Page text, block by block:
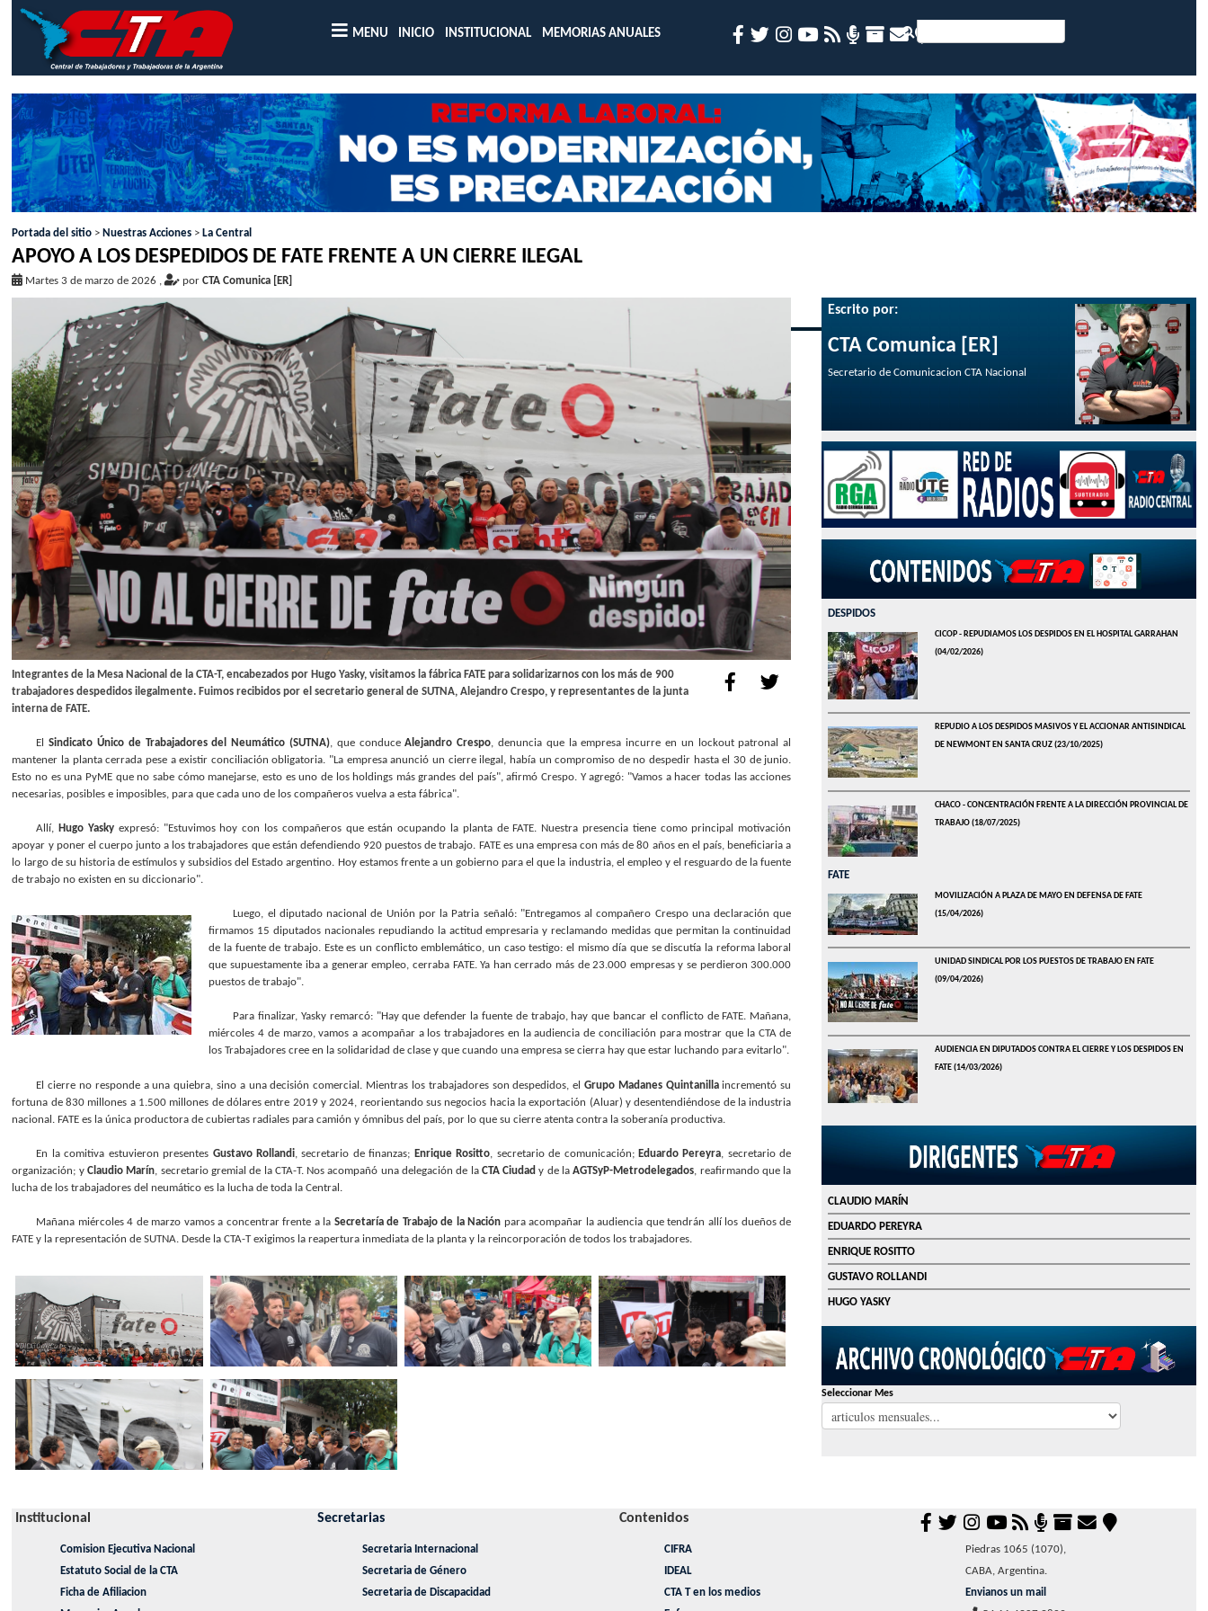
MENU INICIO INSTITUCIONAL MEMORIAS ANUALES
Portada del sitio > Nuestras Acciones > La Central
APOYO A LOS DESPEDIDOS DE FATE FRENTE A UN CIERRE ILEGAL
Martes 3 de marzo de 2026 , porCTA Comunica [ER]
Integrantes de la Mesa Nacional de la CTA-T, encabezados por Hugo Yasky, visitamos la fábrica FATE para solidarizarnos con los más de 900
trabajadores despedidos ilegalmente. Fuimos recibidos por el secretario general de SUTNA, Alejandro Crespo, y representantes de la junta
interna de FATE.
ElSindicato Único de Trabajadores del Neumático (SUTNA), que conduceAlejandro Crespo, denuncia que la empresa incurre en un lockout patronal al
mantener la planta cerrada pese a existir conciliación obligatoria. "La empresa anunció un cierre ilegal, había un compromiso de no despedir hasta el 30 de junio.
Esto no es una PyME que no sabe cómo manejarse, esto es uno de los holdings más grandes del país", afirmó Crespo. Y agregó: "Vamos a hacer todas las acciones
necesarias, posibles e imposibles, para que cada uno de los compañeros vuelva a esta fábrica".
Allí, Hugo Yaskyexpresó: "Estuvimos hoy con los compañeros que están ocupando la planta de FATE. Nuestra presencia tiene como principal motivación
apoyar y poner el cuerpo junto a los trabajadores que están defendiendo 920 puestos de trabajo. FATE es una empresa con más de 80 años en el país, beneficiaria a
lo largo de su historia de estímulos y subsidios del Estado argentino. Hoy estamos frente a un gobierno para el que la industria, el empleo y el resguardo de la fuente
de trabajo no existen en su diccionario".
Luego, el diputado nacional de Unión por la Patria señaló: "Entregamos al compañero Crespo una declaración que
firmamos 15 diputados nacionales repudiando la actitud empresaria y reclamando medidas que permitan la continuidad
de la fuente de trabajo. Este es un conflicto emblemático, un caso testigo: el mismo día que se discutía la reforma laboral
que supuestamente iba a generar empleo, cerraba FATE. Ya han cerrado más de 23.000 empresas y se perdieron 300.000
puestos de trabajo".
Para finalizar, Yasky remarcó: "Hay que defender la fuente de trabajo, hay que bancar el conflicto de FATE. Mañana,
miércoles 4 de marzo, vamos a acompañar a los trabajadores en la audiencia de conciliación para mostrar que la CTA de
los Trabajadores cree en la solidaridad de clase y que cuando una empresa se cierra hay que estar luchando para evitarlo".
El cierre no responde a una quiebra, sino a una decisión comercial. Mientras los trabajadores son despedidos, el Grupo Madanes Quintanillaincrementó su
fortuna de 830 millones a 1.500 millones de dólares entre 2019 y 2024, reorientando sus negocios hacia la exportación (Aluar) y desentendiéndose de la industria
nacional. FATE es la única productora de cubiertas radiales para camión y ómnibus del país, por lo que su cierre atenta contra la soberanía productiva.
En la comitiva estuvieron presentes Gustavo Rollandi, secretario de finanzas; Enrique Rositto, secretario de comunicación; Eduardo Pereyra, secretario de
organización; yClaudio Marín, secretario gremial de la CTA-T. Nos acompañó una delegación de la CTA Ciudad y de laAGTSyP-Metrodelegados, reafirmando que la
lucha de los trabajadores del neumático es la lucha de toda la Central.
Mañana miércoles 4 de marzo vamos a concentrar frente a la Secretaría de Trabajo de la Nación para acompañar la audiencia que tendrán allí los dueños de
FATE y la representación de SUTNA. Desde la CTA-T exigimos la reapertura inmediata de la planta y la reincorporación de todos los trabajadores.
Escrito por:
CTA Comunica [ER]
Secretario de Comunicacion CTA Nacional
DESPIDOS
CICOP - REPUDIAMOS LOS DESPIDOS EN EL HOSPITAL GARRAHAN
(04/02/2026)
REPUDIO A LOS DESPIDOS MASIVOS Y EL ACCIONAR ANTISINDICAL
DE NEWMONT EN SANTA CRUZ(23/10/2025)
CHACO - CONCENTRACIÓN FRENTE A LA DIRECCIÓN PROVINCIAL DE
TRABAJO(18/07/2025)
FATE
MOVILIZACIÓN A PLAZA DE MAYO EN DEFENSA DE FATE
(15/04/2026)
UNIDAD SINDICAL POR LOS PUESTOS DE TRABAJO EN FATE
(09/04/2026)
AUDIENCIA EN DIPUTADOS CONTRA EL CIERRE Y LOS DESPIDOS EN
FATE (14/03/2026)
CLAUDIO MARÍN
EDUARDO PEREYRA
ENRIQUE ROSITTO
GUSTAVO ROLLANDI
HUGO YASKY
Seleccionar Mes
Institucional
Comision Ejecutiva Nacional
Estatuto Social de la CTA
Ficha de Afiliacion
Secretarias
Secretaria Internacional
Secretaria de Género
Secretaria de Discapacidad
Contenidos
CIFRA
IDEAL
CTA T en los medios
Piedras 1065 (1070),
CABA, Argentina.
Envianos un mail